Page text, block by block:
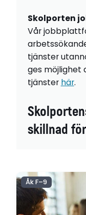
Skolporten
Vår
tjänster
ges möjlighet
tjänster här.
skillnad
Åk F–9